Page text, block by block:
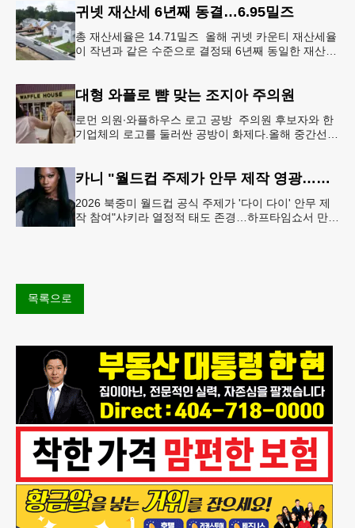
귀넷 재산세 6년째 동결…6.95밀즈
총 재산세율은 14.71밀즈 올해 귀넷 카운티 재산세율
이 작년과 같은 수준으로 결정돼 6년째 동일한 재산세
대형 와플로 뺨 맞는 조지아 주의원
로먼 의원∙와플하우스 로고 공방 주의원 후보자와 한
기업체의 로고를 둘러싼 공방이 화제다.올해 중간선거
카니 "월드컵 주제가 안무 제작 영광…춤은 국경 없는 언어"
2026 북중미 월드컵 공식 주제가 '다이 다이' 안무 제
작 참여"샤키라 열정적 태도 존경…하프타임쇼서 만난
목록으로